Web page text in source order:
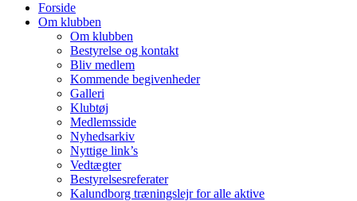
Forside
Om klubben
Om klubben
Bestyrelse og kontakt
Bliv medlem
Kommende begivenheder
Galleri
Klubtøj
Medlemsside
Nyhedsarkiv
Nyttige link’s
Vedtægter
Bestyrelsesreferater
Kalundborg træningslejr for alle aktive